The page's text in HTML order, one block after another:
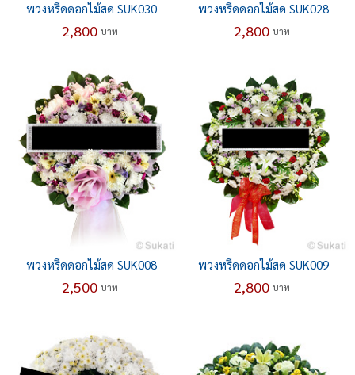
พวงหรีดดอกไม้สด SUK030
2,800 บาท
พวงหรีดดอกไม้สด SUK028
2,800 บาท
พวงหรีดดอกไม้สด SUK008
2,500 บาท
พวงหรีดดอกไม้สด SUK009
2,800 บาท